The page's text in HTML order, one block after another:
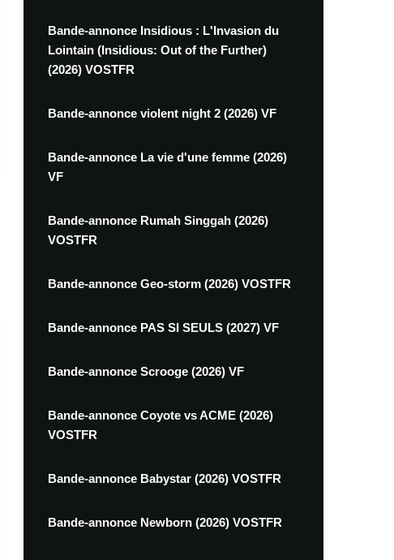
Bande-annonce Insidious : L'Invasion du
Lointain (Insidious: Out of the Further)
(2026) VOSTFR
Bande-annonce violent night 2 (2026) VF
Bande-annonce La vie d'une femme (2026)
VF
Bande-annonce Rumah Singgah (2026)
VOSTFR
Bande-annonce Geo-storm (2026) VOSTFR
Bande-annonce PAS SI SEULS (2027) VF
Bande-annonce Scrooge (2026) VF
Bande-annonce Coyote vs ACME (2026)
VOSTFR
Bande-annonce Babystar (2026) VOSTFR
Bande-annonce Newborn (2026) VOSTFR